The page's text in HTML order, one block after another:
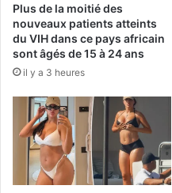
Plus de la moitié des
nouveaux patients atteints
du VIH dans ce pays africain
sont âgés de 15 à 24 ans
il y a 3 heures